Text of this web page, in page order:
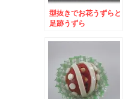
型抜きでお花うずらと
足跡うずら